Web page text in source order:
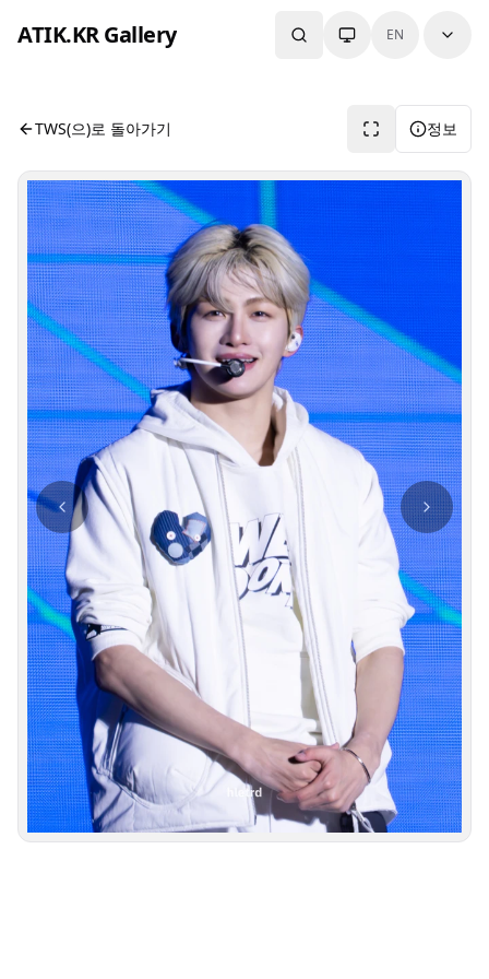
ATIK.KR Gallery EN
#JIHOON #Color in Music Festival
사진 뷰어입니다. 버튼으로 전체화면, 공유, 정보 보기를 사용
TWS(으)로 돌아가기 정보
사진 탐색 가능